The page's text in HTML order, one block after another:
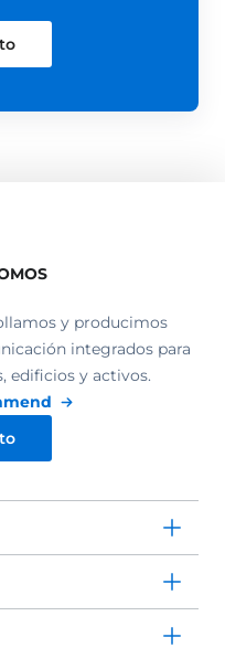
y producimos
integrados para
edificios y activos.